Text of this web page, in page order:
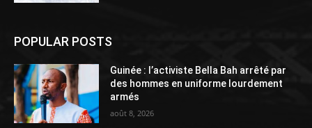
POPULAR POSTS
Guinée : l’activiste Bella Bah arrêté par
des hommes en uniforme lourdement
armés
août 8, 2026